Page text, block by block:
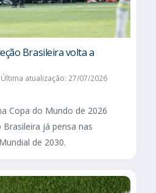
Brasileira volta a
Última atualização: 27/07/2026
Copa do Mundo de 2026
já pensa nas
de 2030.